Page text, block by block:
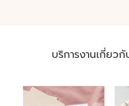
บริการงานเกี่ยว